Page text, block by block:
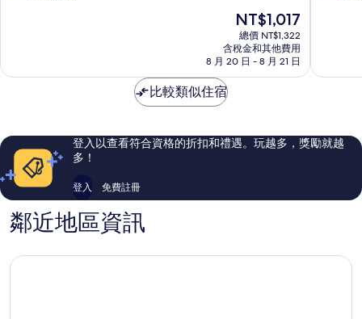
錯
評
論
現
在
價
格
為
NT$1,017
總價 NT$1,322
含稅金和其他費用
8 月 20 日 - 8 月 21 日
飯
極
評
論
比較類似住宿
登入以查看符合資格的折扣和禮遇。玩越多，獎勵就越
多！
登入 免費註冊
鄰近地區資訊